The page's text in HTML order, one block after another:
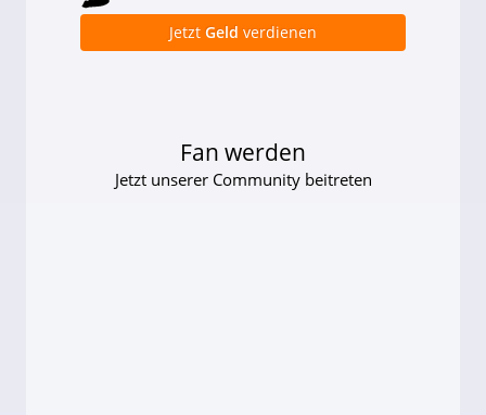
Jetzt Geld verdienen
Fan werden
Jetzt unserer Community beitreten